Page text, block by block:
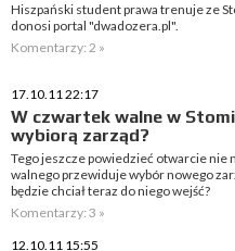
Hiszpański student prawa trenuje ze
donosi portal "dwadozera.pl".
Komentarzy: 2 »
17.10.11 22:17
W czwartek walne w
wybiorą zarząd?
Tego jeszcze powiedzieć otwarcie nie
walnego przewiduje wybór nowego
będzie chciał teraz do niego wejść?
Komentarzy: 3 »
12.10.11 15:55